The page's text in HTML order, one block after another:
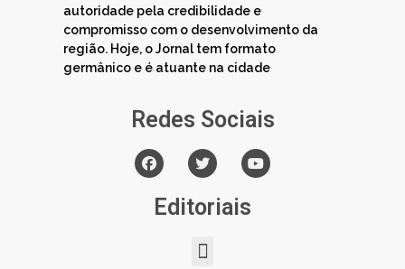
autoridade pela credibilidade e
compromisso com o desenvolvimento da
região. Hoje, o Jornal tem formato
germânico e é atuante na cidade
Redes Sociais
Editoriais